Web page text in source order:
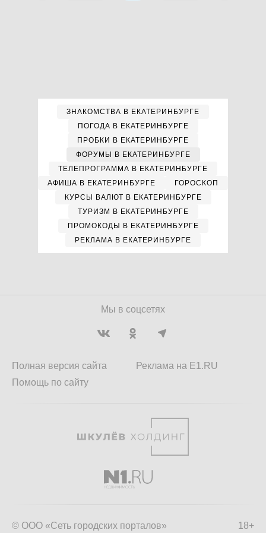
ЗНАКОМСТВА В ЕКАТЕРИНБУРГЕ
ПОГОДА В ЕКАТЕРИНБУРГЕ
ПРОБКИ В ЕКАТЕРИНБУРГЕ
ФОРУМЫ В ЕКАТЕРИНБУРГЕ
ТЕЛЕПРОГРАММА В ЕКАТЕРИНБУРГЕ
АФИША В ЕКАТЕРИНБУРГЕ
ГОРОСКОП
КУРСЫ ВАЛЮТ В ЕКАТЕРИНБУРГЕ
ТУРИЗМ В ЕКАТЕРИНБУРГЕ
ПРОМОКОДЫ В ЕКАТЕРИНБУРГЕ
РЕКЛАМА В ЕКАТЕРИНБУРГЕ
Мы в соцсетях
Полная версия сайта
Помощь по сайту
Реклама на E1.RU
18+
© ООО «Сеть городских порталов»